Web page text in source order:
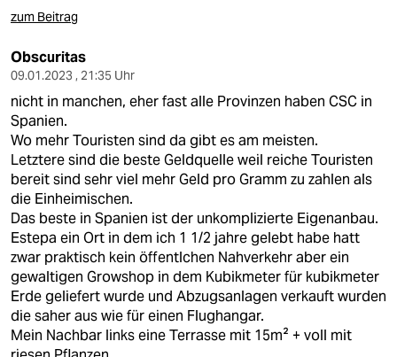
zum Beitrag
Obscuritas
09.01.2023 , 21:35 Uhr
nicht in manchen, eher fast alle Provinzen haben CSC in
Spanien.
Wo mehr Touristen sind da gibt es am meisten.
Letztere sind die beste Geldquelle weil reiche Touristen
bereit sind sehr viel mehr Geld pro Gramm zu zahlen als
die Einheimischen.
Das beste in Spanien ist der unkomplizierte Eigenanbau.
Estepa ein Ort in dem ich 1 1/2 jahre gelebt habe hatt
zwar praktisch kein öffentlchen Nahverkehr aber ein
gewaltigen Growshop in dem Kubikmeter für kubikmeter
Erde geliefert wurde und Abzugsanlagen verkauft wurden
die saher aus wie für einen Flughangar.
Mein Nachbar links eine Terrasse mit 15m² + voll mit